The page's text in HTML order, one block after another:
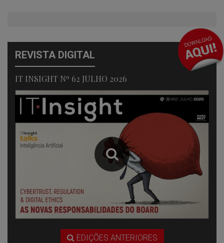
REVISTA DIGITAL
IT INSIGHT Nº 62 JULHO 2026
EDIÇÕES ANTERIORES